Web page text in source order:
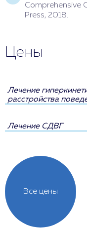
Comprehensive
Press, 2018.
Цены
Все цены
Лечение
расстройства
Лечение СДВГ